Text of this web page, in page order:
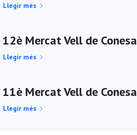
Llegir més
12è Mercat Vell de Conesa
Llegir més
11è Mercat Vell de Conesa
Llegir més